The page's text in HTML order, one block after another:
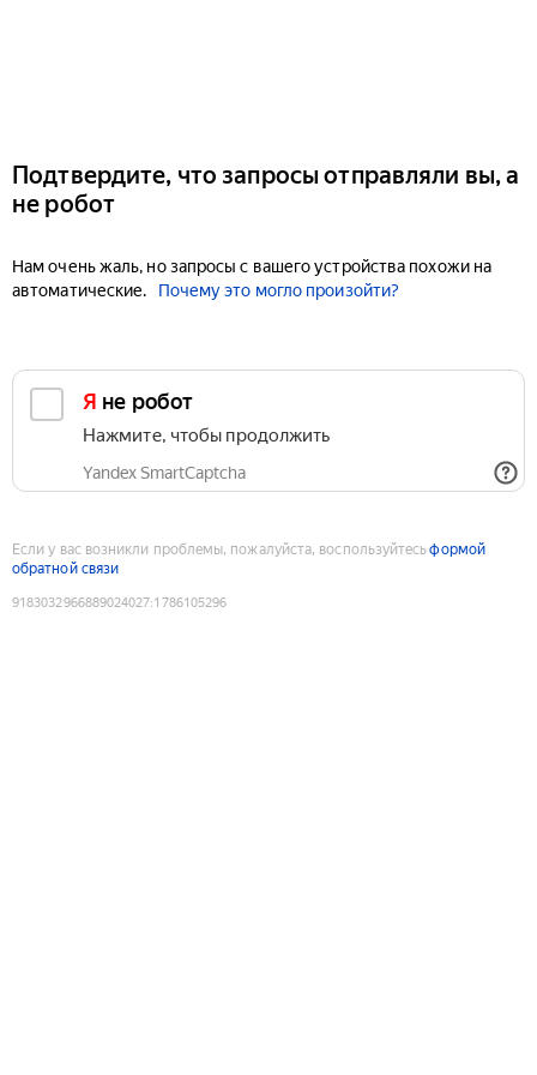
Подтвердите, что запросы отправляли вы, а
не робот
Нам очень жаль, но запросы с вашего устройства похожи на
автоматические.
Почему это могло произойти?
Я не робот
Нажмите, чтобы продолжить
Yandex SmartCaptcha
Если у вас возникли проблемы, пожалуйста, воспользуйтесьформой
обратной связи
9183032966889024027:1786105296